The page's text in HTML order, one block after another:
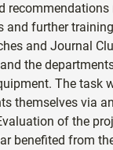
recommendations
and further
and Journal
the
The task
themselves via
of the
benefited from